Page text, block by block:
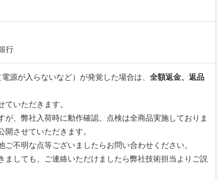
行
源が入らないなど）が発覚した場合は、 全額返金、返品
いただきます。
、弊社入荷時に動作確認、点検は全商品実施しておりま
させていただきます。
不明な点等ございましたらお問い合わせください。
しても、ご連絡いただけましたら弊社技術担当よりご説